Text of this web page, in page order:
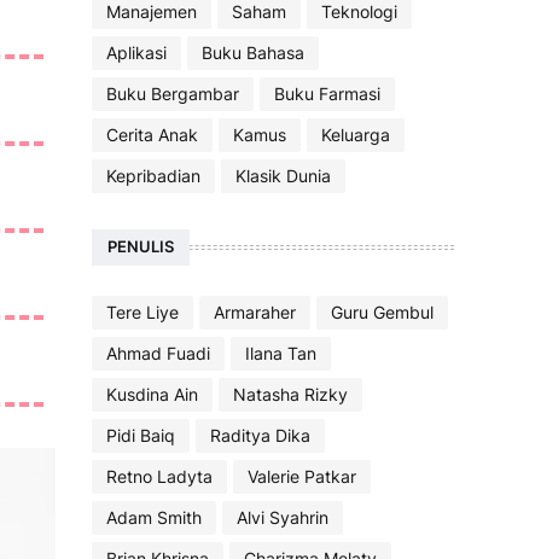
Manajemen
Saham
Teknologi
Aplikasi
Buku Bahasa
Buku Bergambar
Buku Farmasi
Cerita Anak
Kamus
Keluarga
Kepribadian
Klasik Dunia
PENULIS
Tere Liye Armaraher
Guru Gembul
Ahmad Fuadi
Ilana Tan
Kusdina Ain
Natasha Rizky
Pidi Baiq
Raditya Dika
Retno Ladyta
Valerie Patkar
Adam Smith
Alvi Syahrin